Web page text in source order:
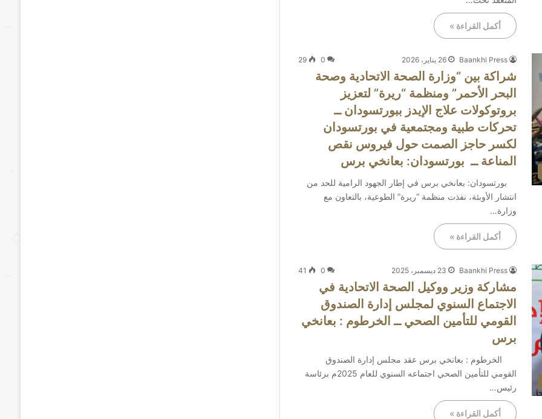
أكمل القراءة »
Baankhi Press 26 يناير، 2026 0
29
شراكة بين “وزارة الصحة الاتحادية وصحة
البحر الأحمر” ومنظمة “ريرة” لتعزيز
بروتوكولات علاج الإيدز ببورتسودان ــ ​
تحركات طبية ومجتمعية في بورتسودان
لكسر حاجز الصمت حول فيروس نقص
المناعة ــ ​بورتسودان: بعانخي برس
​بورتسودان: بعانخي برس ​في إطار الجهود الرامية للحد من
انتشار الأوبئة، نفذت منظمة “ريرة” الطوعية، بالتعاون مع
وزارة…
أكمل القراءة »
Baankhi Press 23 ديسمبر، 2025 0
41
مشاركة وزير ووكيل الصحة الاتحادية في
الاجتماع السنوي لمجلس إدارة الصندوق
القومي للتأمين الصحي ــ الخرطوم : بعانخي
برس
الخرطوم : بعانخي برس عقد مجلس إدارة الصندوق
القومي للتأمين الصحي اجتماعه السنوي للعام 2025م برئاسة
رئيس…
أكمل القراءة »